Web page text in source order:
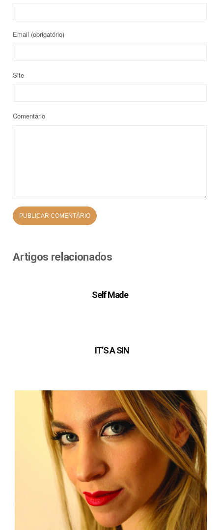
Email (obrigatório)
Site
Comentário
Artigos relacionados
Self Made
IT’S A SIN